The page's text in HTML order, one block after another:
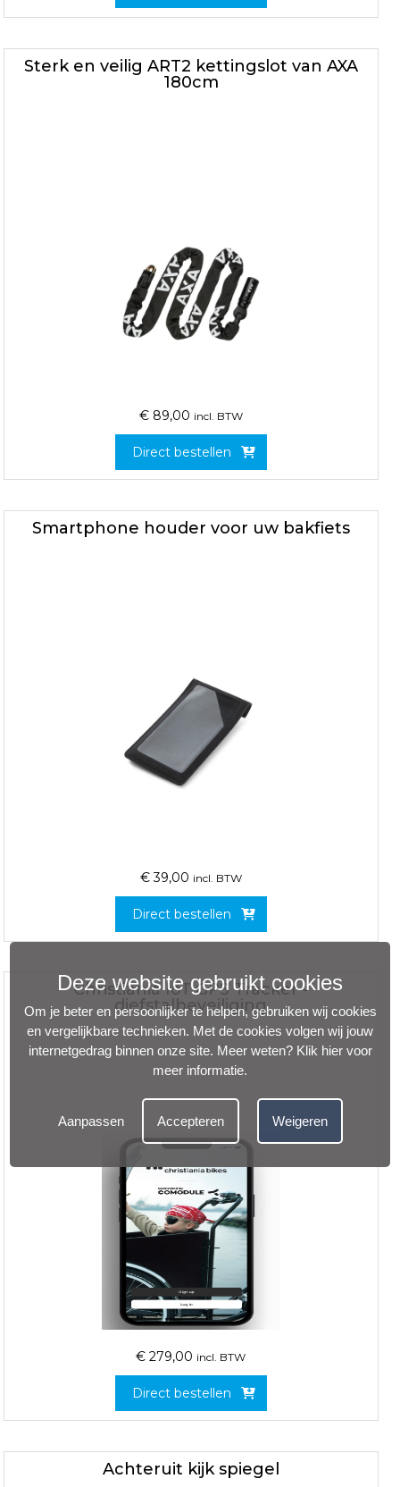
Sterk en veilig ART2 kettingslot van AXA
180cm
€ 89,00 incl. BTW
Direct bestellen
Smartphone houder voor uw bakfiets
€ 39,00 incl. BTW
Direct bestellen
Christiania IoT GPS Tracker -
diefstalbeveiliging
€ 279,00 incl. BTW
Direct bestellen
Achteruit kijk spiegel
Deze website gebruikt cookies
Om je beter en persoonlijker te helpen, gebruiken wij cookies
en vergelijkbare technieken. Met de cookies volgen wij jouw
internetgedrag binnen onze site. Meer weten? Klik hier voor
meer informatie.
Aanpassen Accepteren Weigeren